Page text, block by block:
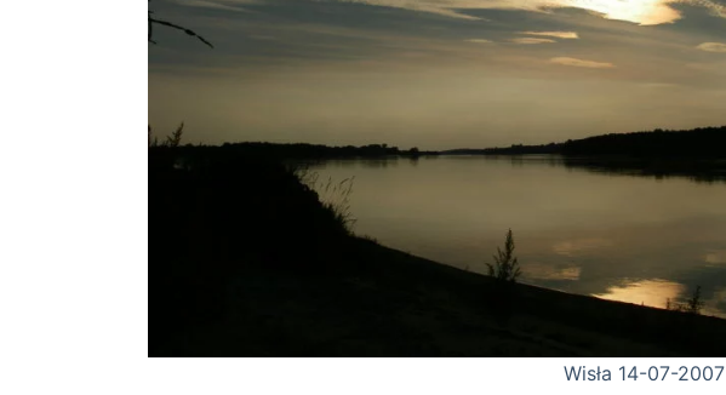
Wisła 14-07-2007